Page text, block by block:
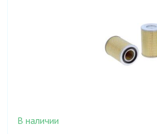
В наличии